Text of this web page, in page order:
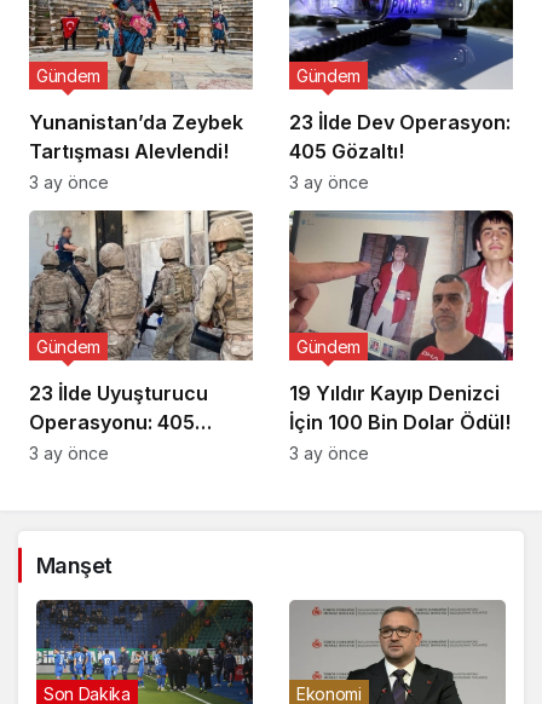
Yunanistan’da Zeybek
Tartışması Alevlendi!
Gündem
3 ay önce
23 İlde Dev Operasyon:
405 Gözaltı!
Gündem
3 ay önce
23 İlde Uyuşturucu
Operasyonu: 405
Gözaltı!
Gündem
3 ay önce
19 Yıldır Kayıp Denizci
İçin 100 Bin Dolar Ödül!
Gündem
3 ay önce
Manşet
Gündem Son Dakika